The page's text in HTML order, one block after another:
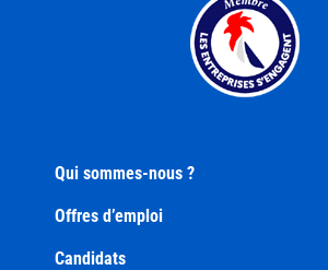
Qui sommes-nous ?
Offres d’emploi
Candidats